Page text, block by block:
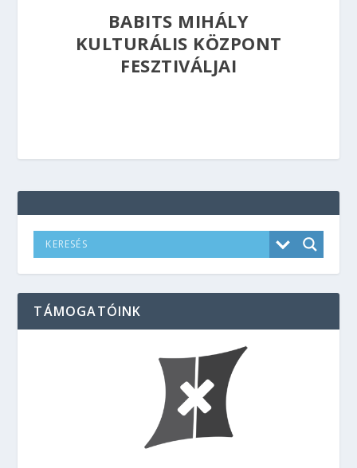
BABITS MIHÁLY
KULTURÁLIS KÖZPONT
FESZTIVÁLJAI
TÁMOGATÓINK